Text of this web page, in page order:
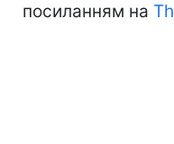
посиланням на